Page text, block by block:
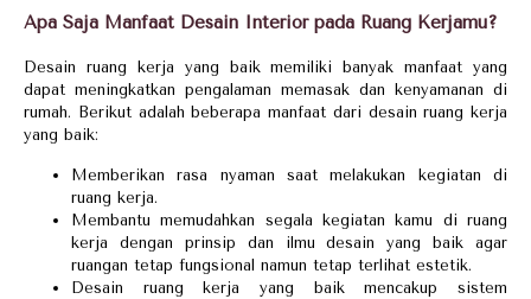
Apa Saja Manfaat Desain Interior pada Ruang Kerjamu?
Desain ruang kerja yang baik memiliki banyak manfaat yang
dapat meningkatkan pengalaman memasak dan kenyamanan di
rumah. Berikut adalah beberapa manfaat dari desain ruang kerja
yang baik:
Memberikan rasa nyaman saat melakukan kegiatan di
ruang kerja.
Membantu memudahkan segala kegiatan kamu di ruang
kerja dengan prinsip dan ilmu desain yang baik agar
ruangan tetap fungsional namun tetap terlihat estetik.
Desain ruang kerja yang baik mencakup sistem